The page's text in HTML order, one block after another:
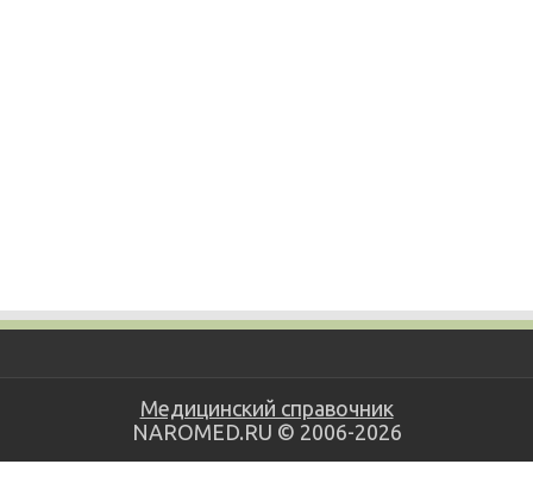
Медицинский справочник
NAROMED.RU © 2006-2026